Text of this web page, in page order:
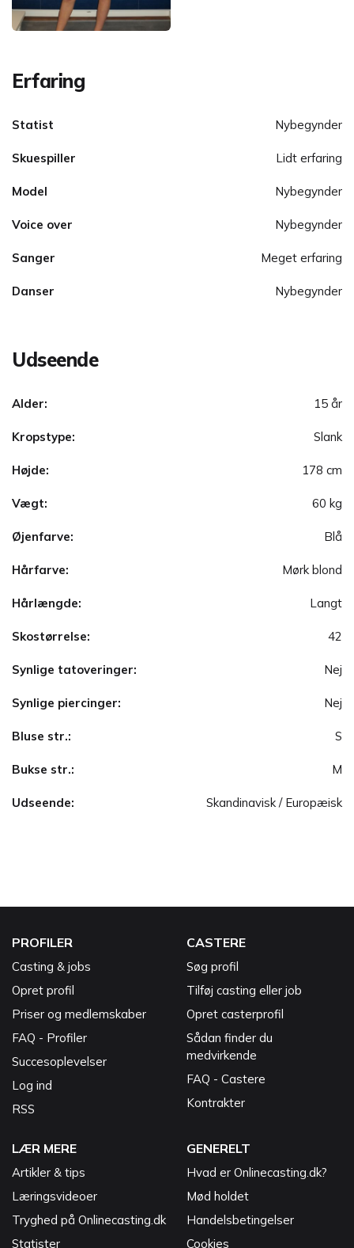
Erfaring
Statist Nybegynder
Skuespiller Lidt erfaring
Model Nybegynder
Voice over Nybegynder
Sanger Meget erfaring
Danser Nybegynder
Udseende
Alder: 15 år
Kropstype: Slank
Højde: 178 cm
Vægt: 60 kg
Øjenfarve: Blå
Hårfarve: Mørk blond
Hårlængde: Langt
Skostørrelse: 42
Synlige tatoveringer: Nej
Synlige piercinger: Nej
Bluse str.: S
Bukse str.: M
Udseende: Skandinavisk / Europæisk
PROFILER
Casting & jobs
Opret profil
Priser og medlemskaber
FAQ - Profiler
Succesoplevelser
Log ind
RSS
CASTERE
Søg profil
Tilføj casting eller job
Opret casterprofil
Sådan finder du
medvirkende
FAQ - Castere
Kontrakter
LÆR MERE
Artikler & tips
Læringsvideoer
Tryghed på Onlinecasting.dk
Statister
GENERELT
Hvad er Onlinecasting.dk?
Mød holdet
Handelsbetingelser
Cookies